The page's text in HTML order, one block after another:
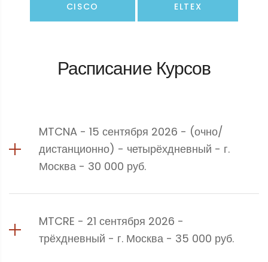
CISCO ELTEX
Расписание Курсов
MTCNA - 15 сентября 2026 - (очно/
дистанционно) - четырёхдневный - г.
Москва - 30 000 руб.
MTCRE - 21 сентября 2026 -
трёхдневный - г. Москва - 35 000 руб.